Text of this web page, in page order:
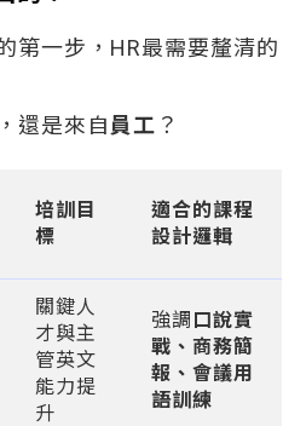
第一步，HR最需要釐清的
，還是來自 員工 ？
培訓目
標
適合的課程
設計邏輯
關鍵人
才與主
管英文
能力提
升
強調 口說實
戰、商務簡
報、會議用
語訓練